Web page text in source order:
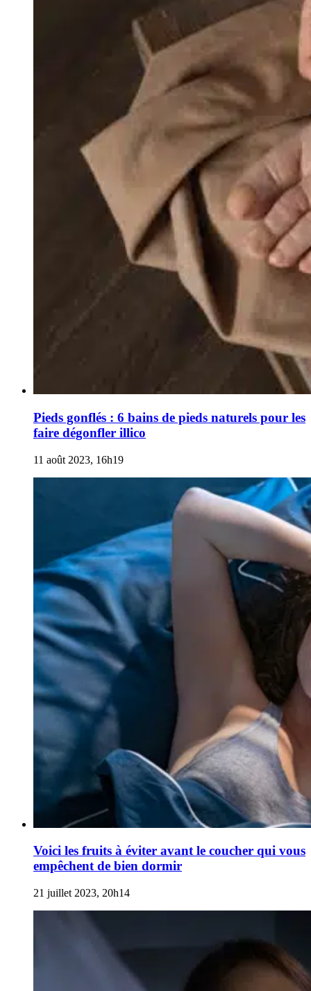
Pieds gonflés : 6 bains de pieds naturels pour les
faire dégonfler illico
11 août 2023, 16h19
Voici les fruits à éviter avant le coucher qui vous
empêchent de bien dormir
21 juillet 2023, 20h14